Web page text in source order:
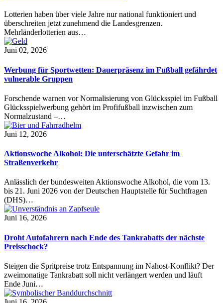
Lotterien haben über viele Jahre nur national funktioniert und
überschreiten jetzt zunehmend die Landesgrenzen.
Mehrländerlotterien aus…
Juni 02, 2026
Werbung für Sportwetten: Dauerpräsenz im Fußball gefährdet
vulnerable Gruppen
Forschende warnen vor Normalisierung von Glücksspiel im Fußball
Glücksspielwerbung gehört im Profifußball inzwischen zum
Normalzustand –…
Juni 12, 2026
Aktionswoche Alkohol: Die unterschätzte Gefahr im
Straßenverkehr
Anlässlich der bundesweiten Aktionswoche Alkohol, die vom 13.
bis 21. Juni 2026 von der Deutschen Hauptstelle für Suchtfragen
(DHS)…
Juni 16, 2026
Droht Autofahrern nach Ende des Tankrabatts der nächste
Preisschock?
Steigen die Spritpreise trotz Entspannung im Nahost-Konflikt? Der
zweimonatige Tankrabatt soll nicht verlängert werden und läuft
Ende Juni…